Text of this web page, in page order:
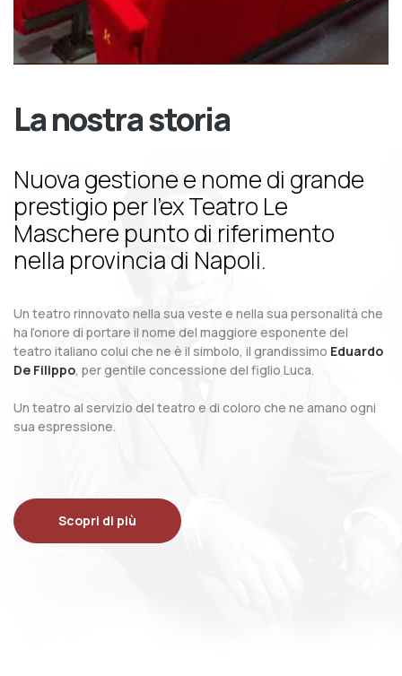
La nostra storia
Nuova gestione e nome di grande
prestigio per l’ex Teatro Le
Maschere punto di riferimento
nella provincia di Napoli.
Un teatro rinnovato nella sua veste e nella sua personalità che
ha l’onore di portare il nome del maggiore esponente del
teatro italiano colui che ne è il simbolo, il grandissimo Eduardo
De Filippo, per gentile concessione del figlio Luca.
Un teatro al servizio del teatro e di coloro che ne amano ogni
sua espressione.
Scopri di più